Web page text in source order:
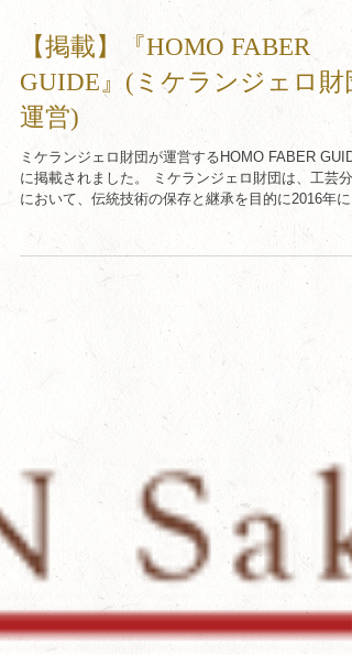
【掲載】『HOMO FABER
GUIDE』(ミケランジェロ財
運営)
ミケランジェロ財団が運営するHOMO FABER
において、伝統技術の保存と継承を目的に2016年に
立された非営利団体です。スイス・ジュネーヴに拠
を置き、その国際的なネットワークを活かし、世界
との結びつきの強化に取り組んでいます